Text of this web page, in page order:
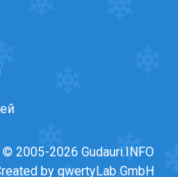
2005-2026 Gudauri.INFO
by qwertyLab GmbH